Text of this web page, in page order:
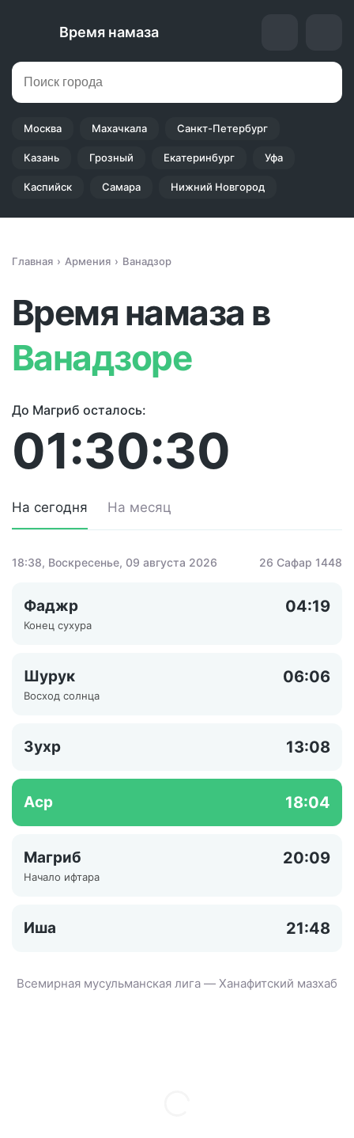
Время намаза
Москва Махачкала Санкт-Петербург
Казань Грозный Екатеринбург Уфа
Каспийск Самара Нижний Новгород
Главная Армения Ванадзор
Время намаза в
Ванадзоре
До Магриб осталось:
01:30:30
На сегодня На месяц
18:38, Воскресенье, 09 августа 2026 26 Сафар 1448
Фаджр 04:19
Конец сухура
Шурук 06:06
Восход солнца
Зухр 13:08
Аср 18:04
Магриб 20:09
Начало ифтара
Иша 21:48
Всемирная мусульманская лига — Ханафитский мазхаб